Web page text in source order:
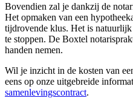
Bovendien zal je dankzij de
Het opmaken van een
tijdrovende klus. Het is
te stoppen. De Boxtel
handen nemen.
Wil je inzicht in de kosten van
eens op onze uitgebreide
samenlevingscontract.